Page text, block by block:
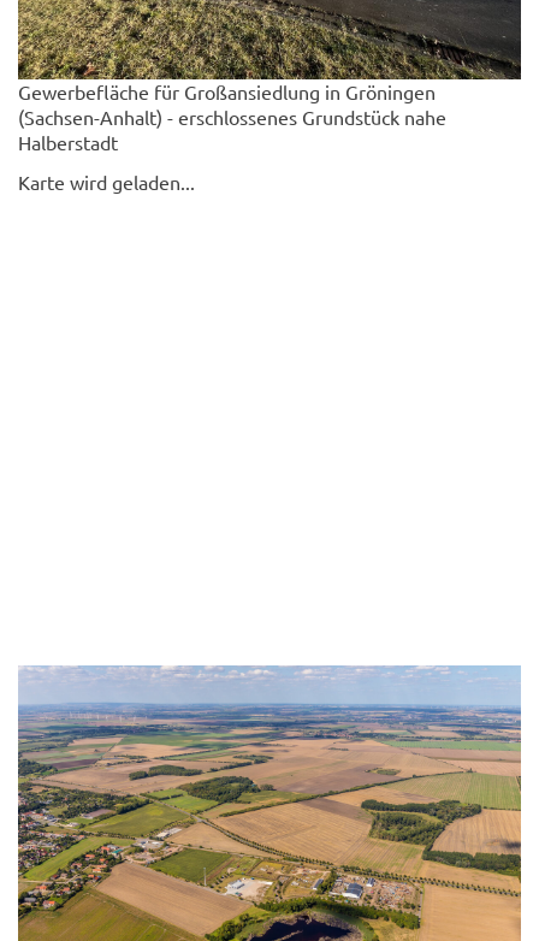
Gewerbefläche für Großansiedlung in Gröningen
(Sachsen-Anhalt) - erschlossenes Grundstück nahe
Halberstadt
Karte wird geladen...